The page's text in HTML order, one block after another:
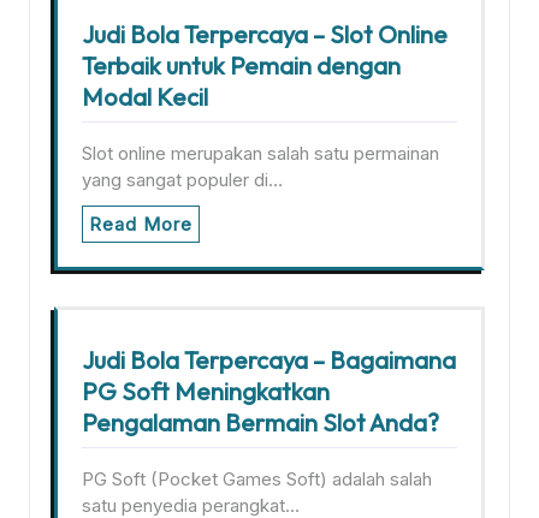
Judi Bola Terpercaya – Slot Online
Terbaik untuk Pemain dengan
Modal Kecil
Slot online merupakan salah satu permainan
yang sangat populer di…
Read More
Judi Bola Terpercaya – Bagaimana
PG Soft Meningkatkan
Pengalaman Bermain Slot Anda?
PG Soft (Pocket Games Soft) adalah salah
satu penyedia perangkat…